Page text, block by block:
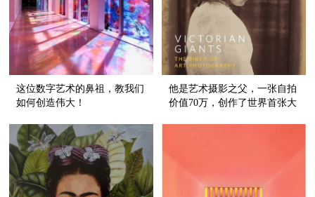
这位数字艺术的鼻祖，教我们
如何创造伟大！
他是艺术摄影之父，一张自拍
价值70万，创作了世界首张大